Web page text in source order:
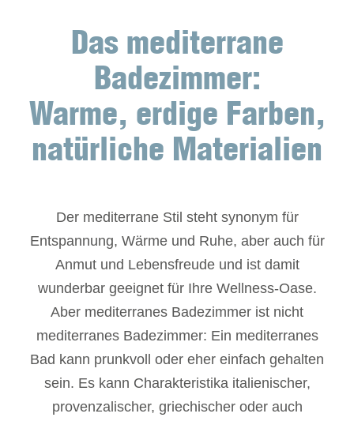
Das mediterrane
Badezimmer:
Warme, erdige Farben,
natürliche Materialien
Der mediterrane Stil steht synonym für
Entspannung, Wärme und Ruhe, aber auch für
Anmut und Lebensfreude und ist damit
wunderbar geeignet für Ihre Wellness-Oase.
Aber mediterranes Badezimmer ist nicht
mediterranes Badezimmer: Ein mediterranes
Bad kann prunkvoll oder eher einfach gehalten
sein. Es kann Charakteristika italienischer,
provenzalischer, griechischer oder auch